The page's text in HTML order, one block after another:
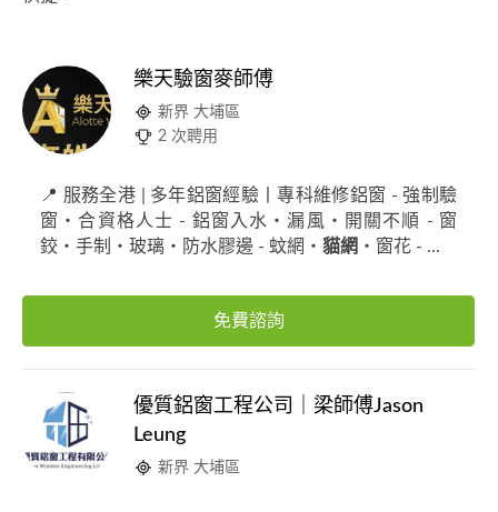
樂天驗窗麥師傅
新界 大埔區
2 次聘用
📍 服務全港 | 多年鋁窗經驗丨專科維修鋁窗 - 強制驗
窗・合資格人士 - 鋁窗入水・漏風・開關不順 - 窗
鉸・手制・玻璃・防水膠邊 - 蚊網・ 貓網 ・窗花 - ...
免費諮詢
優質鋁窗工程公司｜梁師傅Jason
Leung
新界 大埔區